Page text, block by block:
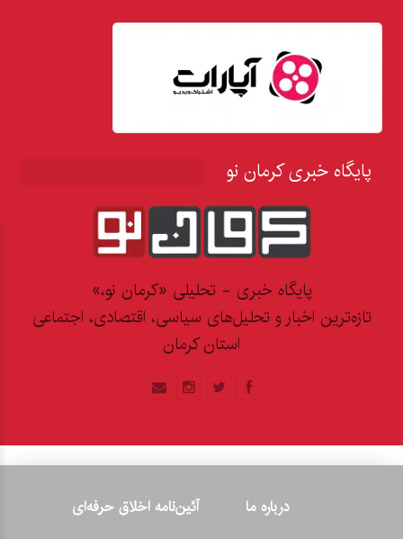
پایگاه خبری کرمان نو
پایگاه خبری - تحلیلی «کرمان نو،»
تازه‌ترین اخبار و تحلیل‌های سیاسی، اقتصادی، اجتماعی
استان کرمان
درباره ما آئین‌نامه اخلاق حرفه‌ای